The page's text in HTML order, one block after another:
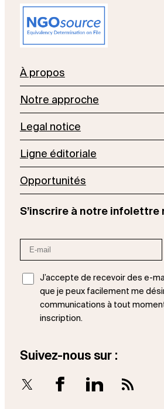
À propos
Notre approche
Legal notice
Ligne éditoriale
Opportunités
S’inscrire à notre infolettre
J’accepte de recevoir des e-
que je peux facilement me
communications à tout
inscription.
Suivez-nous sur :
X Facebook LinkedIn RSS Feed